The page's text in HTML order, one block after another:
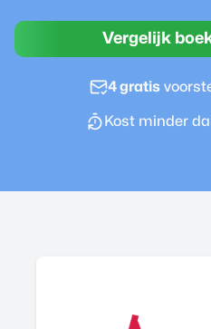
Vergelijk
4 gratis
Kost minder